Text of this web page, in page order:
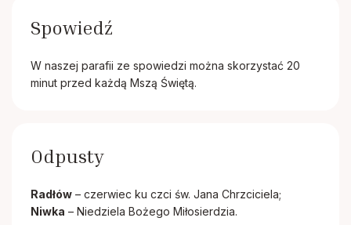
Spowiedź
W naszej parafii ze spowiedzi można skorzystać 20
minut przed każdą Mszą Świętą.
Odpusty
Radłów – czerwiec ku czci św. Jana Chrzciciela;
Niwka – Niedziela Bożego Miłosierdzia.